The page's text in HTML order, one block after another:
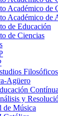
Académico de
Académico de
de Educación
de Ciencias
Filosóficos
Agüero
Contínua
y
de Música